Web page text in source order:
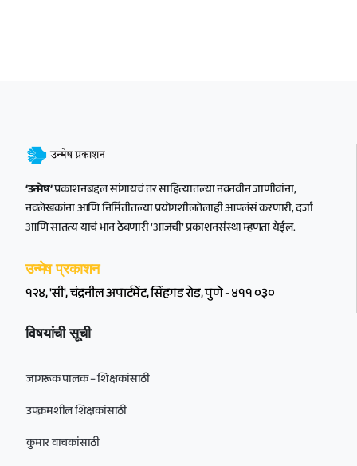
‘उन्मेष’प्रकाशनबद्दल सांगायचं तर साहित्यातल्या नवनवीन जाणीवांना,
नवलेखकांना आणि निर्मितीतल्या प्रयोगशीलतेलाही आपलंसं करणारी, दर्जा
आणि सातत्य याचं भान ठेवणारी ‘आजची’ प्रकाशनसंस्था म्हणता येईल.
उन्मेष प्रकाशन
१२४, 'सी', चंद्रनील अपार्टमेंट, सिंहगड रोड, पुणे - ४११ ०३०
विषयांची सूची
जागरूक पालक – शिक्षकांसाठी
उपक्रमशील शिक्षकांसाठी
कुमार वाचकांसाठी